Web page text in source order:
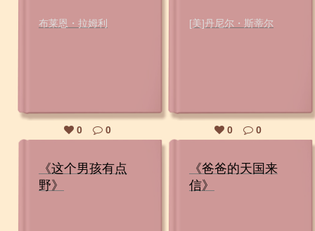
布莱恩・拉姆利
0 0
[美]丹尼尔・斯蒂尔
0 0
《这个男孩有点
野》
《爸爸的天国来
信》